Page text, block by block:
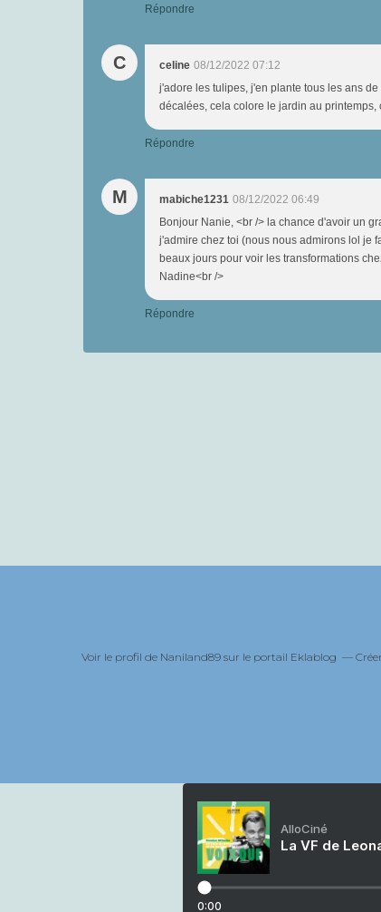
Répondre
C celine 08/12/2022 07:12
j'adore les tulipes, j'en plante tous les ans
décalées, cela colore le jardin au printemps,
Répondre
M mabiche1231 08/12/2022 06:49
Bonjour Nanie, <br /> la chance d'avoir un
j'admire chez toi (nous nous admirons lol je
beaux jours pour voir les transformations
Nadine<br />
Répondre
Voir le profil de Naniland89sur le portail Eklablog
AlloCiné
La VF de
0:00